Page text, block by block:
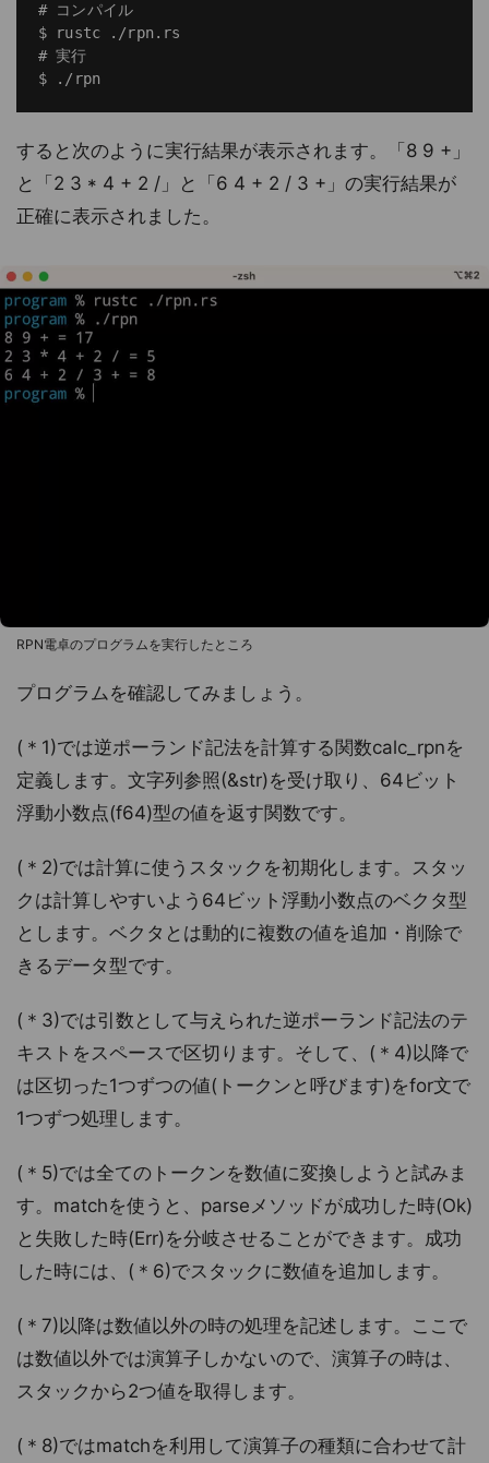
# コンパイル
$ rustc ./rpn.rs
# 実行
$ ./rpn
すると次のように実行結果が表示されます。「8 9 +」
と「2 3 * 4 + 2 /」と「6 4 + 2 / 3 +」の実行結果が
正確に表示されました。
RPN電卓のプログラムを実行したところ
プログラムを確認してみましょう。
(＊1)では逆ポーランド記法を計算する関数calc_rpnを
定義します。文字列参照(&str)を受け取り、64ビット
浮動小数点(f64)型の値を返す関数です。
(＊2)では計算に使うスタックを初期化します。スタッ
クは計算しやすいよう64ビット浮動小数点のベクタ型
とします。ベクタとは動的に複数の値を追加・削除で
きるデータ型です。
(＊3)では引数として与えられた逆ポーランド記法のテ
キストをスペースで区切ります。そして、(＊4)以降で
は区切った1つずつの値(トークンと呼びます)をfor文で
1つずつ処理します。
(＊5)では全てのトークンを数値に変換しようと試みま
す。matchを使うと、parseメソッドが成功した時(Ok)
と失敗した時(Err)を分岐させることができます。成功
した時には、(＊6)でスタックに数値を追加します。
(＊7)以降は数値以外の時の処理を記述します。ここで
は数値以外では演算子しかないので、演算子の時は、
スタックから2つ値を取得します。
(＊8)ではmatchを利用して演算子の種類に合わせて計